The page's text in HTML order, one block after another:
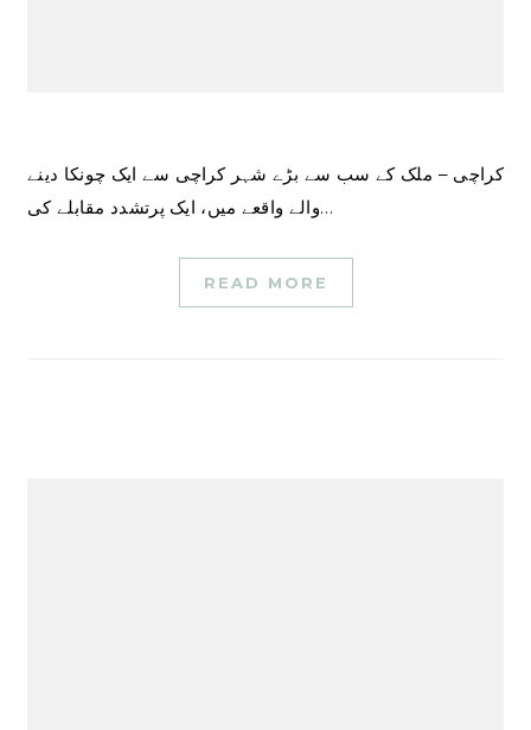
کراچی – ملک کے سب سے بڑے شہر کراچی سے ایک چونکا دینے
والے واقعے میں، ایک پرتشدد مقابلے کی…
READ MORE